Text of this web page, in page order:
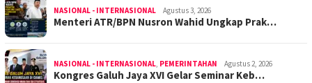
NASIONAL - INTERNASIONAL Agustus 3, 2026
Menteri ATR/BPN Nusron Wahid Ungkap Prak…
NASIONAL - INTERNASIONAL, PEMERINTAHAN Agustus 2, 2026
Kongres Galuh Jaya XVI Gelar Seminar Keb…